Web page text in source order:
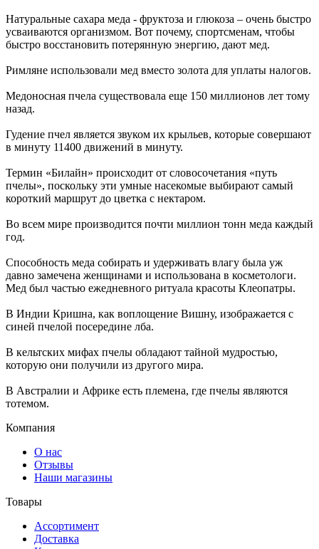
Натуральные сахара меда - фруктоза и глюкоза – очень быстро
усваиваются организмом. Вот почему, спортсменам, чтобы
быстро восстановить потерянную энергию, дают мед.
Римляне использовали мед вместо золота для уплаты налогов.
Медоносная пчела существовала еще 150 миллионов лет тому
назад.
Гудение пчел является звуком их крыльев, которые совершают
в минуту 11400 движений в минуту.
Термин «Билайн» происходит от словосочетания «путь
пчелы», поскольку эти умные насекомые выбирают самый
короткий маршрут до цветка с нектаром.
Во всем мире производится почти миллион тонн меда каждый
год.
Способность меда собирать и удерживать влагу была уж
давно замечена женщинами и использована в косметологи.
Мед был частью ежедневного ритуала красоты Клеопатры.
В Индии Кришна, как воплощение Вишну, изображается с
синей пчелой посередине лба.
В кельтских мифах пчелы обладают тайной мудростью,
которую они получили из другого мира.
В Австралии и Африке есть племена, где пчелы являются
тотемом.
Компания
О нас
Отзывы
Наши магазины
Товары
Ассортимент
Доставка